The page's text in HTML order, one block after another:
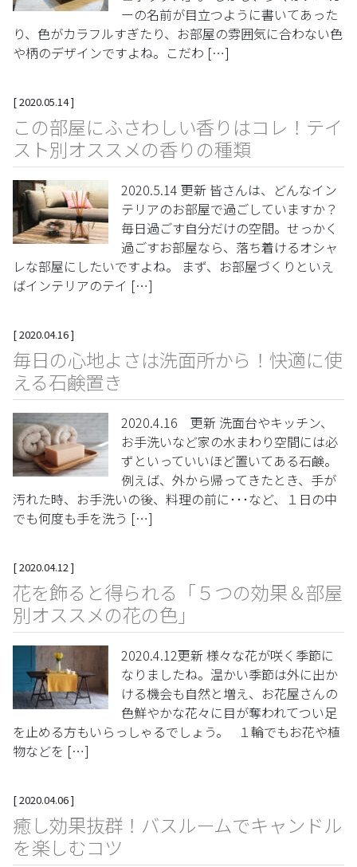
ーの名前が目立つように書いてあった
り、色がカラフルすぎたり、お部屋の雰囲気に合わない色
や柄のデザインですよね。こだわ […]
[2020.05.14]
この部屋にふさわしい香りはコレ！テイ
スト別オススメの香りの種類
2020.5.14 更新 皆さんは、どんなイン
テリアのお部屋で過ごしていますか？
毎日過ごす自分だけの空間。せっかく
過ごすお部屋なら、落ち着けるオシャ
レな部屋にしたいですよね。 まず、お部屋づくりといえ
ばインテリアのテイ […]
[2020.04.16]
毎日の心地よさは洗面所から！快適に使
える石鹸置き
2020.4.16 更新 洗面台やキッチン、
お手洗いなど家の水まわり空間には必
ずといっていいほど置いてある石鹸。
例えば、外から帰ってきたとき、手が
汚れた時、お手洗いの後、料理の前に･･･など、１日の中
でも何度も手を洗う […]
[2020.04.12]
花を飾ると得られる「５つの効果＆部屋
別オススメの花の色」
2020.4.12更新 様々な花が咲く季節に
なりましたね。温かい季節は外に出か
ける機会も自然と増え、お花屋さんの
色鮮やかな花々に目が奪われてつい足
を止める方もいらっしゃるでしょう。 １輪でもお花や植
物などを […]
[2020.04.06]
癒し効果抜群！バスルームでキャンドル
を楽しむコツ